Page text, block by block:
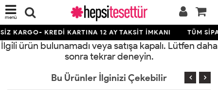
menü
KARGO- KREDİ KARTINA 12 AY TAKSİT İMKANI TÜM
İlgili ürün bulunamadı veya satışa kapalı. Lütfen daha
sonra tekrar deneyin.
Bu Ürünler İlginizi Çekebilir